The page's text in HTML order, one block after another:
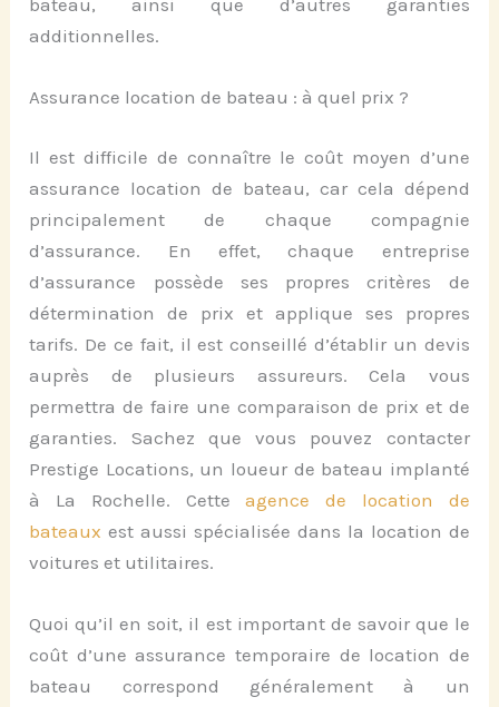
bateau, ainsi que d’autres garanties
additionnelles.
Assurance location de bateau : à quel prix ?
Il est difficile de connaître le coût moyen d’une
assurance location de bateau, car cela dépend
principalement de chaque compagnie
d’assurance. En effet, chaque entreprise
d’assurance possède ses propres critères de
détermination de prix et applique ses propres
tarifs. De ce fait, il est conseillé d’établir un devis
auprès de plusieurs assureurs. Cela vous
permettra de faire une comparaison de prix et de
garanties. Sachez que vous pouvez contacter
Prestige Locations, un loueur de bateau implanté
à La Rochelle. Cetteagence de location de
bateaux est aussi spécialisée dans la location de
voitures et utilitaires.
Quoi qu’il en soit, il est important de savoir que le
coût d’une assurance temporaire de location de
bateau correspond généralement à un